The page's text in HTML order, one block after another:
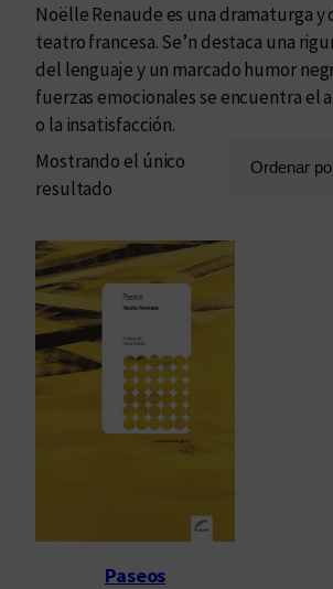
Noëlle Renaude es una dramaturga y
teatro francesa. Se’n destaca una
del lenguaje y un marcado humor
fuerzas emocionales se encuentra el
o la insatisfacción.
Mostrando el único
resultado
Paseos